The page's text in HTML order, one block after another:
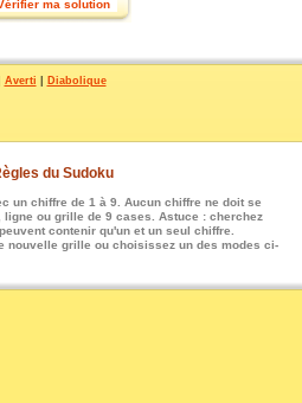
Averti
Diabolique
du Sudoku
un chiffre de 1 à 9. Aucun chiffre ne doit se
ligne ou grille de 9 cases. Astuce : cherchez
contenir qu'un et un seul chiffre.
nouvelle grille ou choisissez un des modes ci-